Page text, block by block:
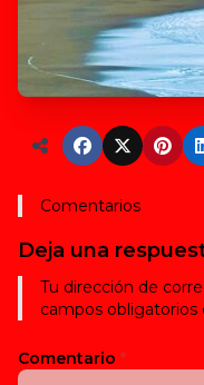
Comentarios
Deja una
Tu dirección de
campos obligatorios
Comentario *